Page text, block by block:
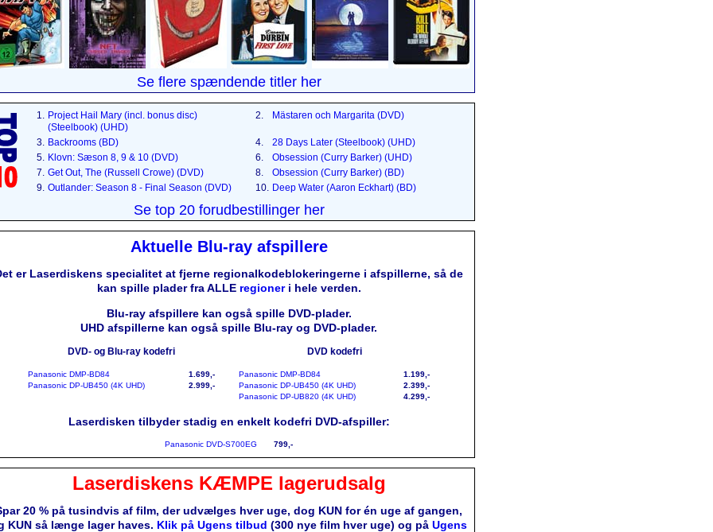
Se flere spændende titler her
1. Project Hail Mary (incl. bonus disc)
(Steelbook) (UHD)
2. Mästaren och Margarita (DVD)
3. Backrooms (BD) 4.
28 Days Later (Steelbook) (UHD)
5. Klovn: Sæson 8, 9 & 10 (DVD) 6.
Obsession (Curry Barker) (UHD)
7. Get Out, The (Russell Crowe) (DVD) 8.
Obsession (Curry Barker) (BD)
9. Outlander: Season 8 - Final Season (DVD) 10. Deep Water (Aaron Eckhart) (BD)
Se top 20 forudbestillinger her
Aktuelle Blu-ray afspillere
er Laserdiskens specialitet at fjerne regionalkodeblokeringerne i afspillerne, så de
kan spille plader fra ALLE regioneri hele verden.
Blu-ray afspillere kan også spille DVD-plader.
UHD afspillerne kan også spille Blu-ray og DVD-plader.
DVD- og Blu-ray kodefri DVD kodefri
Panasonic DMP-BD84 1.699,- Panasonic DMP-BD84
1.199,-
Panasonic DP-UB450 (4K UHD)
2.999,- Panasonic DP-UB450 (4K UHD)
2.399,-
Panasonic DP-UB820 (4K UHD)
4.299,-
Laserdisken tilbyder stadig en enkelt kodefri DVD-afspiller:
Panasonic DVD-S700EG 799,-
Laserdiskens KÆMPE lagerudsalg
20 % på tusindvis af film, der udvælges hver uge, dog KUN for én uge af gangen,
KUN så længe lager haves. Klik på Ugens tilbud (300 nye film hver uge) og på Ugens